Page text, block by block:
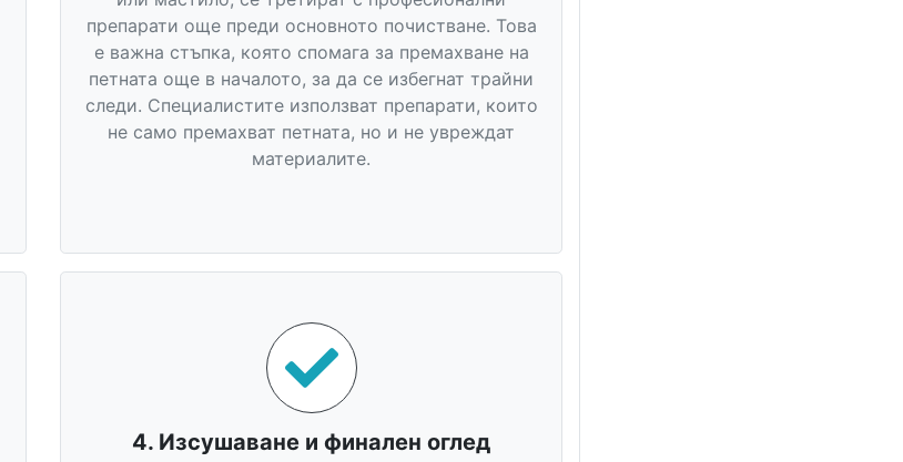
препарати още преди основното почистване. Това
е важна стъпка, която спомага за премахване на
петната още в началото, за да се избегнат трайни
следи. Специалистите използват препарати, които
не само премахват петната, но и не увреждат
материалите.
4. Изсушаване и финален оглед